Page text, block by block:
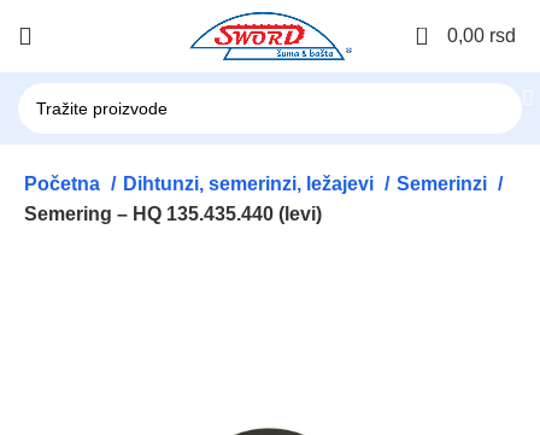
0 0,00 rsd
Početna Dihtunzi, semerinzi, ležajevi
Semerinzi
Semering – HQ 135.435.440 (levi)